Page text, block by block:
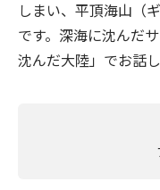
しまい、平頂海山（
です。深海に沈んだ
沈んだ大陸」でお話し